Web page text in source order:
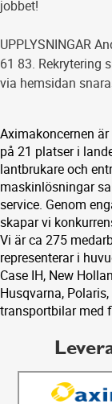
jobbet!
UPPLYSNINGAR
61 83. Rekrytering
via hemsidan
Aximakoncernen
på 21 platser i
lantbrukare och
maskinlösningar
service. Genom
skapar vi
Vi är ca 275
representerar i
Case IH, New
Husqvarna,
transportbilar med